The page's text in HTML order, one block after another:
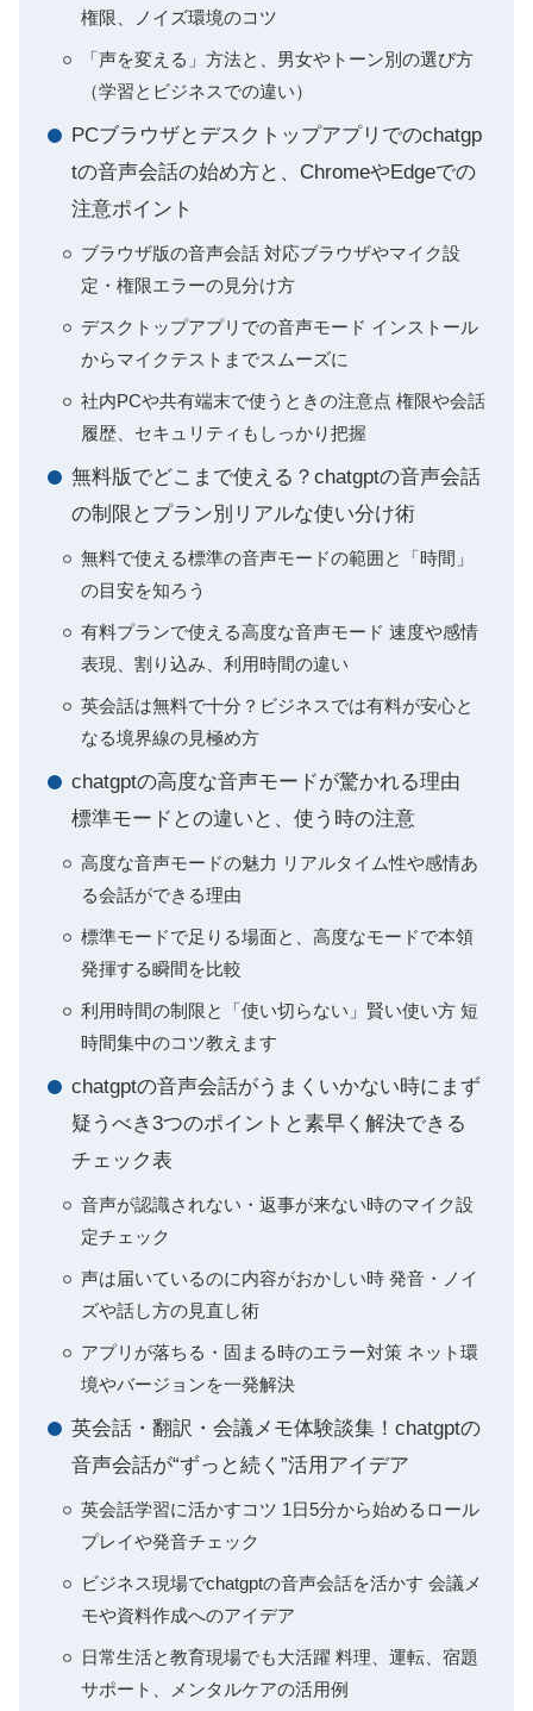
権限、ノイズ環境のコツ
「声を変える」方法と、男女やトーン別の選び方
（学習とビジネスでの違い）
PCブラウザとデスクトップアプリでのchatgp
tの音声会話の始め方と、ChromeやEdgeでの
注意ポイント
ブラウザ版の音声会話 対応ブラウザやマイク設
定・権限エラーの見分け方
デスクトップアプリでの音声モード インストール
からマイクテストまでスムーズに
社内PCや共有端末で使うときの注意点 権限や会話
履歴、セキュリティもしっかり把握
無料版でどこまで使える？chatgptの音声会話
の制限とプラン別リアルな使い分け術
無料で使える標準の音声モードの範囲と「時間」
の目安を知ろう
有料プランで使える高度な音声モード 速度や感情
表現、割り込み、利用時間の違い
英会話は無料で十分？ビジネスでは有料が安心と
なる境界線の見極め方
chatgptの高度な音声モードが驚かれる理由
標準モードとの違いと、使う時の注意
高度な音声モードの魅力 リアルタイム性や感情あ
る会話ができる理由
標準モードで足りる場面と、高度なモードで本領
発揮する瞬間を比較
利用時間の制限と「使い切らない」賢い使い方 短
時間集中のコツ教えます
chatgptの音声会話がうまくいかない時にまず
疑うべき3つのポイントと素早く解決できる
チェック表
音声が認識されない・返事が来ない時のマイク設
定チェック
声は届いているのに内容がおかしい時 発音・ノイ
ズや話し方の見直し術
アプリが落ちる・固まる時のエラー対策 ネット環
境やバージョンを一発解決
英会話・翻訳・会議メモ体験談集！chatgptの
音声会話が“ずっと続く”活用アイデア
英会話学習に活かすコツ 1日5分から始めるロール
プレイや発音チェック
ビジネス現場でchatgptの音声会話を活かす 会議メ
モや資料作成へのアイデア
日常生活と教育現場でも大活躍 料理、運転、宿題
サポート、メンタルケアの活用例